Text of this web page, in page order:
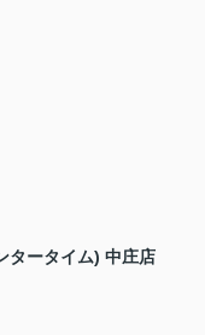
タータイム) 中庄店